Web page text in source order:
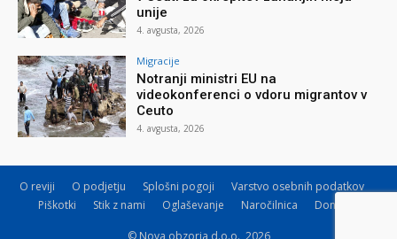
unije
4. avgusta, 2026
Migracije
Notranji ministri EU na
videokonferenci o vdoru migrantov v
Ceuto
4. avgusta, 2026
O reviji O podjetju Splošni pogoji
Varstvo osebnih podatkov
Piškotki
Stik z nami Oglaševanje Naročilnica Donacije